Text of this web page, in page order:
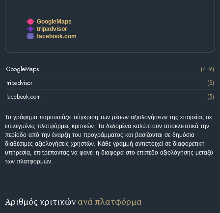
GoogleMaps
tripadvisor
facebook.com
GoogleMaps
(4.9)
tripadvisor
(5)
facebook.com
(5)
Το γράφημα παρουσιάζει σύγκριση των μέσων αξιολογήσεων της εταιρείας σε
επιλεγμένες πλατφόρμες κριτικών. Τα δεδομένα καλύπτουν αποκλειστικά την
περίοδο από την έναρξη του προγράμματος και βασίζονται σε δημόσια
διαθέσιμες αξιολογήσεις χρηστών. Κάθε γραμμή αντιστοιχεί σε διαφορετική
υπηρεσία, επιτρέποντας να φανεί η διαφορά στο επίπεδο αξιολόγησης μεταξύ
των πλατφορμών.
Αριθμός κριτικών ανά πλατφόρμα